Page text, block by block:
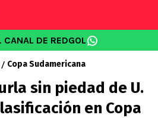
CANAL DE REDGOL
Copa Sudamericana
sin piedad de U.
en Copa